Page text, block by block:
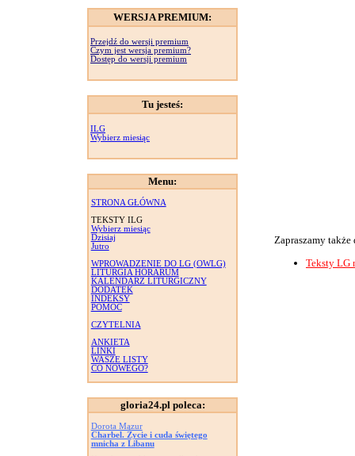
WERSJA PREMIUM:
Przejdź do wersji premium
Czym jest wersja premium?
Dostęp do wersji premium
Tu jesteś:
ILG
Wybierz miesiąc
Menu:
STRONA GŁÓWNA
TEKSTY ILG
Wybierz miesiąc
Dzisiaj
Jutro
WPROWADZENIE DO LG (OWLG)
LITURGIA HORARUM
KALENDARZ LITURGICZNY
DODATEK
INDEKSY
POMOC
CZYTELNIA
ANKIETA
LINKI
WASZE LISTY
CO NOWEGO?
gloria24.pl poleca:
Dorota Mazur
Charbel. Życie i cuda świętego
mnicha z Libanu
Zapraszamy
Teksty LG